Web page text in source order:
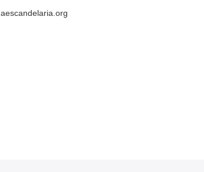
aescandelaria.org